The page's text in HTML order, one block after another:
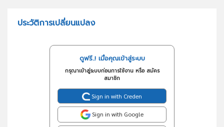
ประวัติการเปลี่ยนแปลง
ดูฟรี..! เมื่อคุณเข้าสู่ระบบ
กรุณาเข้าสู่ระบบก่อนการใช้งาน หรือ สมัคร
สมาชิก
Sign in with Creden
Sign in with Google